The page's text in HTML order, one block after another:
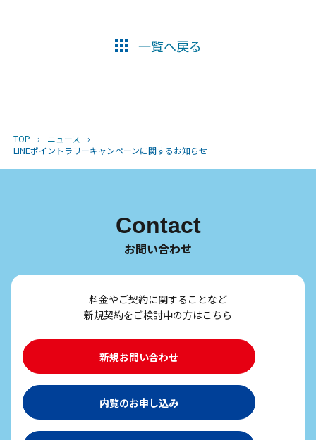
一覧へ戻る
TOP › ニュース
›
LINEポイントラリーキャンペーンに関するお知らせ
Contact
お問い合わせ
料金やご契約に関することなど
新規契約をご検討中の方はこちら
新規お問い合わせ
内覧のお申し込み